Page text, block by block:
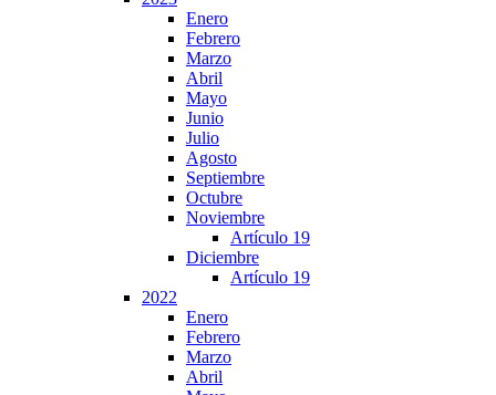
Enero
Febrero
Marzo
Abril
Mayo
Junio
Julio
Agosto
Septiembre
Octubre
Noviembre
Artículo 19
Diciembre
Artículo 19
2022
Enero
Febrero
Marzo
Abril